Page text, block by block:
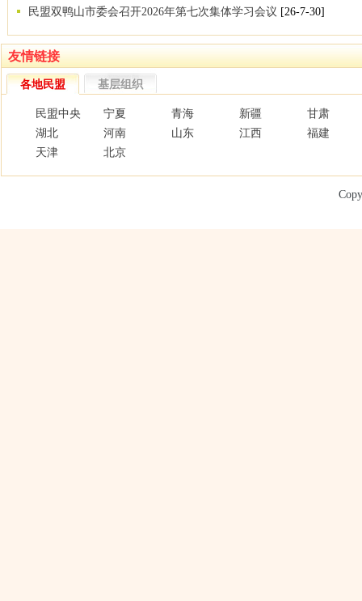
民盟双鸭山市委会召开2026年第七次集体学习会议 [26-7-30]
友情链接
各地民盟 基层组织
民盟中央 宁夏 青海 新疆
甘肃
湖北
河南 山东 江西
福建
天津
北京